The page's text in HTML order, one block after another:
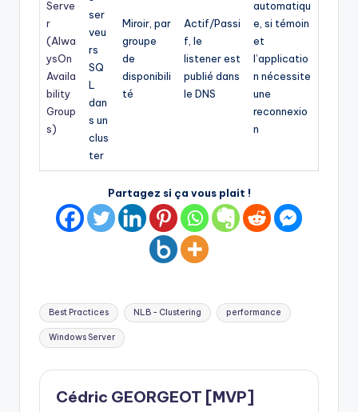
Serve
r
(Alwa
ysOn
Availa
bility
Group
s)
ser
veu
rs
SQ
L
dan
s un
clus
ter
Miroir, par
groupe
de
disponibili
té
Actif/Passi
f, le
listener est
publié dans
le DNS
automatiqu
e, si témoin
et
l’applicatio
n nécessite
une
reconnexio
n
Partagez si ça vous plait !
Tags:
Best Practices NLB - Clustering performance
Windows Server
Cédric GEORGEOT [MVP]